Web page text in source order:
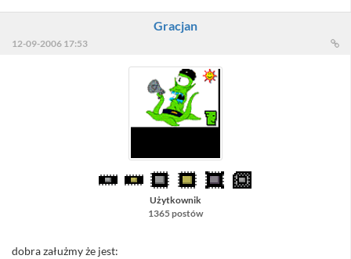
Gracjan
12-09-2006 17:53
Użytkownik
1365 postów
dobra załużmy że jest: